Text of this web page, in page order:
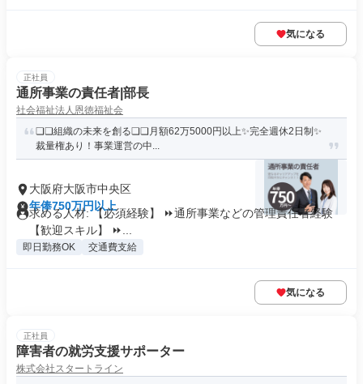
気になる
正社員
通所事業の責任者|部長
社会福祉法人恩徳福祉会
❏❏組織の未来を創る❏❏月額62万5000円以上✨完全週休2日制✨
裁量権あり！事業運営の中...
大阪府大阪市中央区
年俸750万円以上
求める人材: 【必須経験】 ⏩️通所事業などの管理責任者経験
【歓迎スキル】 ⏩️...
即日勤務OK 交通費支給
気になる
正社員
障害者の就労支援サポーター
株式会社スタートライン